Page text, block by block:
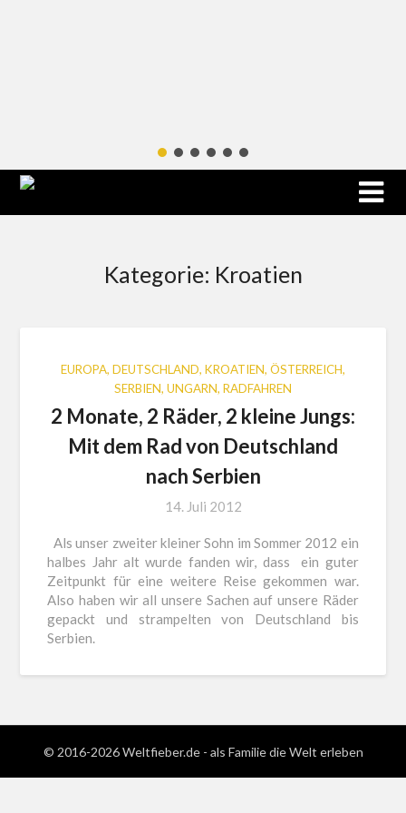
Kategorie: Kroatien
EUROPA, DEUTSCHLAND, KROATIEN, ÖSTERREICH,
SERBIEN, UNGARN, RADFAHREN
2 Monate, 2 Räder, 2 kleine Jungs:
Mit dem Rad von Deutschland
nach Serbien
14. Juli 2012
Als unser zweiter kleiner Sohn im Sommer 2012 ein
halbes Jahr alt wurde fanden wir, dass ein guter
Zeitpunkt für eine weitere Reise gekommen war.
Also haben wir all unsere Sachen auf unsere Räder
gepackt und strampelten von Deutschland bis
Serbien.
© 2016-2026 Weltfieber.de - als Familie die Welt erleben